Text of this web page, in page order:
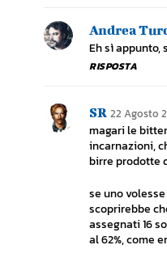
Andrea
Eh sì appunto,
RISPOSTA
SR 22 Agosto
magari le
incarnazioni,
birre prodotte
se uno
scoprirebbe
assegnati 16
al 62%, come